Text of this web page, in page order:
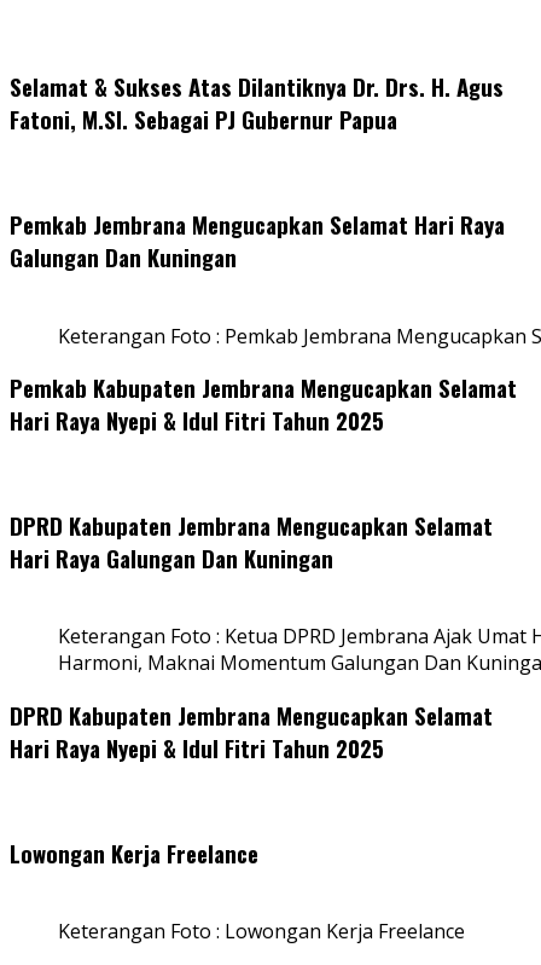
Selamat & Sukses Atas Dilantiknya Dr. Drs. H. Agus
Fatoni, M.SI. Sebagai PJ Gubernur Papua
Pemkab Jembrana Mengucapkan Selamat Hari Raya
Galungan Dan Kuningan
Keterangan Foto : Pemkab Jembrana Mengucapkan
Pemkab Kabupaten Jembrana Mengucapkan Selamat
Hari Raya Nyepi & Idul Fitri Tahun 2025
DPRD Kabupaten Jembrana Mengucapkan Selamat
Hari Raya Galungan Dan Kuningan
Keterangan Foto : Ketua DPRD Jembrana Ajak
Harmoni, Maknai Momentum Galungan Dan
DPRD Kabupaten Jembrana Mengucapkan Selamat
Hari Raya Nyepi & Idul Fitri Tahun 2025
Lowongan Kerja Freelance
Keterangan Foto : Lowongan Kerja Freelance